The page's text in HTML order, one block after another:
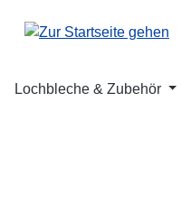
Lochbleche & Zubehör